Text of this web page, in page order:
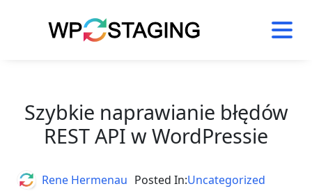
Szybkie naprawianie błędów
REST API w WordPressie
AuthorRene Hermenau Posted In:Uncategorized